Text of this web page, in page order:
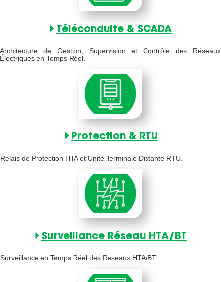
Téléconduite & SCADA
Architecture de Gestion, Supervision et Contrôle des Réseaux
Électriques en Temps Réel.
Protection & RTU
Relais de Protection HTA et Unité Terminale Distante RTU.
Surveillance Réseau HTA/BT
Surveillance en Temps Réel des Réseaux HTA/BT.